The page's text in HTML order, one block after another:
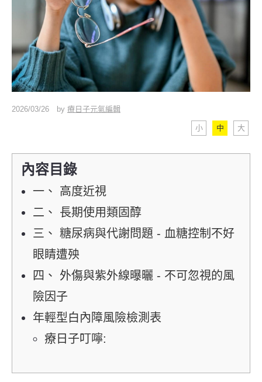
2026/03/26 by 療日子元氣編輯
小 中 大
內容目錄
一、 高度近視
二、 長期使用類固醇
三、 糖尿病與代謝問題 - 血糖控制不好
眼睛遭殃
四、 外傷與紫外線曝曬 - 不可忽視的風
險因子
年輕型白內障風險檢測表
療日子叮嚀: